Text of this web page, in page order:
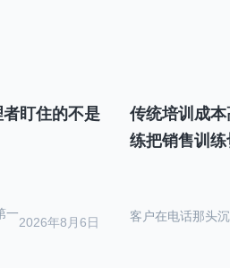
盯住的不是
2026年8月6日
一
传统培训成
练把销售训
客户在电话那头